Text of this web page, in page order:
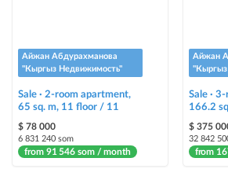
Stickers
Bright stickers with options will make your
and help sell it faster
Айжан Абдурахманова
"Кыргыз Недвижимость"
Sale · 2-room apartment,
65 sq. m, 11 floor / 11
$ 78 000
6 831 240 som
from 91 546 som / month
Айжан
Sale ·
166.2
$ 375
32 842
from